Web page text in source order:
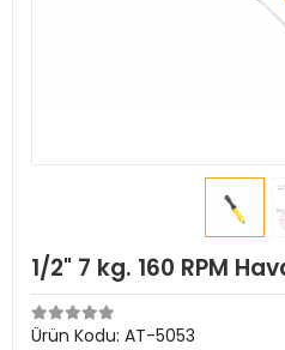
1/2" 7 kg. 160 RPM
Ürün Kodu: AT-5053